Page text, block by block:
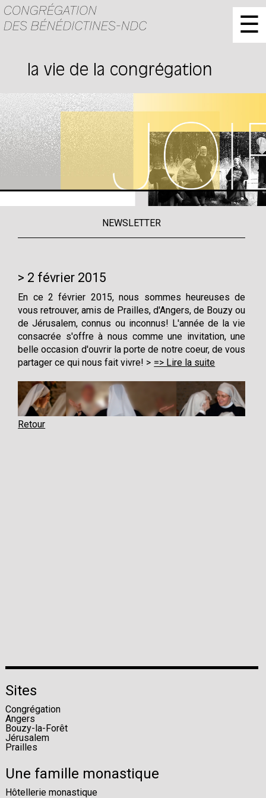
☰
la vie de la congrégation
NEWSLETTER
2 février 2015
En ce 2 février 2015, nous sommes heureuses de
vous retrouver, amis de Prailles, d'Angers, de Bouzy ou
de Jérusalem, connus ou inconnus! L'année de la vie
consacrée s'offre à nous comme une invitation, une
belle occasion d'ouvrir la porte de notre coeur, de vous
partager ce qui nous fait vivre!
=> Lire la suite
Retour
Sites
Congrégation
Angers
Bouzy-la-Forêt
Jérusalem
Prailles
Une famille monastique
Hôtellerie monastique